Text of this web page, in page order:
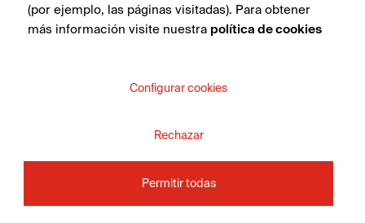
(por ejemplo, las páginas visitadas). Para obtener
más información visite nuestra política de cookies
Configurar cookies
Rechazar
Permitir todas